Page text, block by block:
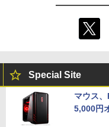
Special Site
マウス
5,000円